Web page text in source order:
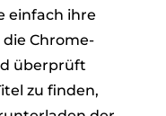
einfach ihre
die Chrome-
überprüft
zu finden,